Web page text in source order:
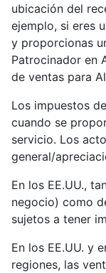
ubicación del
ejemplo, si eres
y proporcionas
Patrocinador en
de ventas para
Los impuestos
cuando se
servicio. Los
general/
En los EE.UU.,
negocio) como
sujetos a tener
En los EE.UU. y
regiones, las